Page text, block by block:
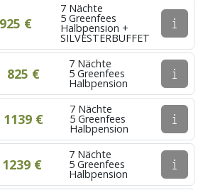
925 €
7 Nächte
5 Greenfees
Halbpension +
SILVESTERBUFFET
825 €
7 Nächte
5 Greenfees
Halbpension
1139 €
7 Nächte
5 Greenfees
Halbpension
1239 €
7 Nächte
5 Greenfees
Halbpension